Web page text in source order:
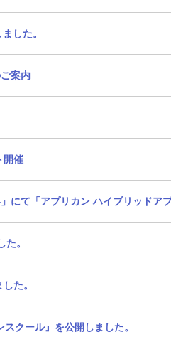
した。
案内
開催
にて「アプリカン ハイブリッドア
。
た。
クール』を公開しました。